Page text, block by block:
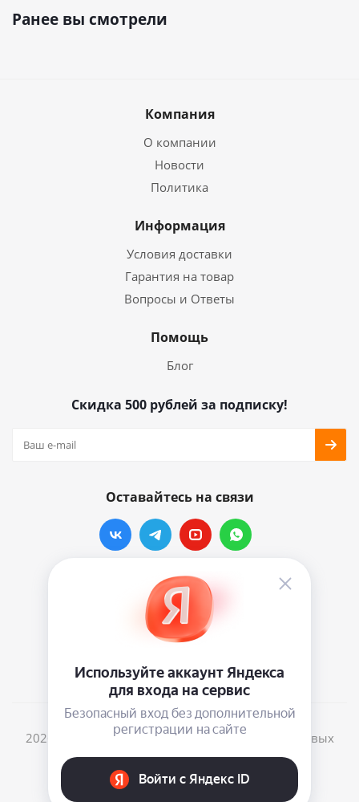
Ранее вы смотрели
Компания
О компании
Новости
Политика
Информация
Условия доставки
Гарантия на товар
Вопросы и Ответы
Помощь
Блог
Скидка 500 рублей за подписку!
Оставайтесь на связи
Наши контакты
info@vinylmarkt.ru
2026 © Винилмаркт - интернет-магазин виниловых
пластинок